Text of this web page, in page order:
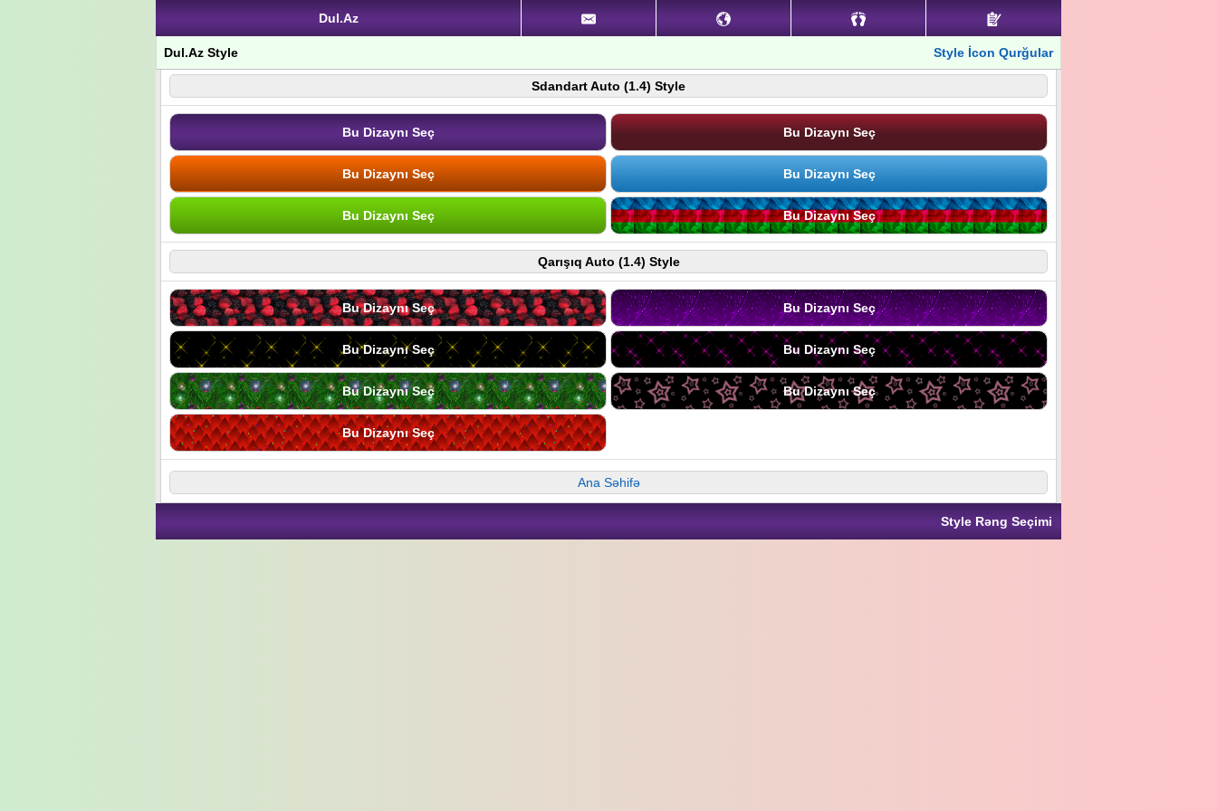
Dul.Az
Dul.Az Style Style İcon Qurğular
Sdandart Auto (1.4) Style
Bu Dizaynı Seç Bu Dizaynı Seç
Bu Dizaynı Seç Bu Dizaynı Seç
Bu Dizaynı Seç Bu Dizaynı Seç
Qarışıq Auto (1.4) Style
Bu Dizaynı Seç Bu Dizaynı Seç
Bu Dizaynı Seç Bu Dizaynı Seç
Bu Dizaynı Seç Bu Dizaynı Seç
Bu Dizaynı Seç
Ana Səhifə
Style Rəng Seçimi